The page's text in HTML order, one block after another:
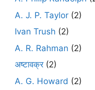
A. J. P. Taylor (2)
Ivan Trush (2)
A. R. Rahman (2)
अष्टावक्र(2)
A. G. Howard (2)